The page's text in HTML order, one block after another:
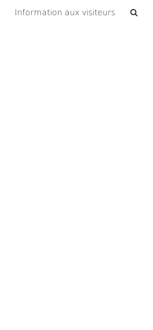
Information aux visiteurs